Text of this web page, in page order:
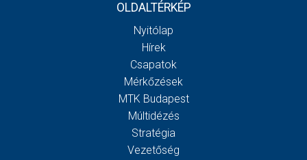
OLDALTÉRKÉP
Nyitólap
Hírek
Csapatok
Mérkőzések
MTK Budapest
Múltidézés
Stratégia
Vezetőség